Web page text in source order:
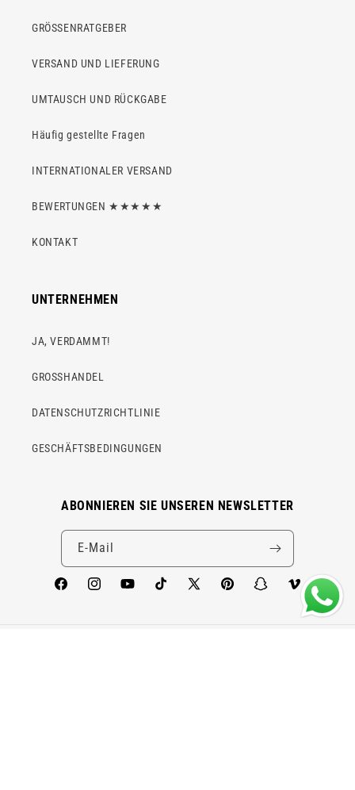
GRÖSSENRATGEBER
VERSAND UND LIEFERUNG
UMTAUSCH UND RÜCKGABE
Häufig gestellte Fragen
INTERNATIONALER VERSAND
BEWERTUNGEN ★★★★★
KONTAKT
UNTERNEHMEN
JA, VERDAMMT!
GROSSHANDEL
DATENSCHUTZRICHTLINIE
GESCHÄFTSBEDINGUNGEN
ABONNIEREN SIE UNSEREN NEWSLETTER
E-Mail
FacebookInstagramYouTubeTikTok
X
PinterestSnapchatVimeo